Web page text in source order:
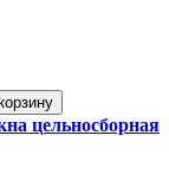
цельносборная